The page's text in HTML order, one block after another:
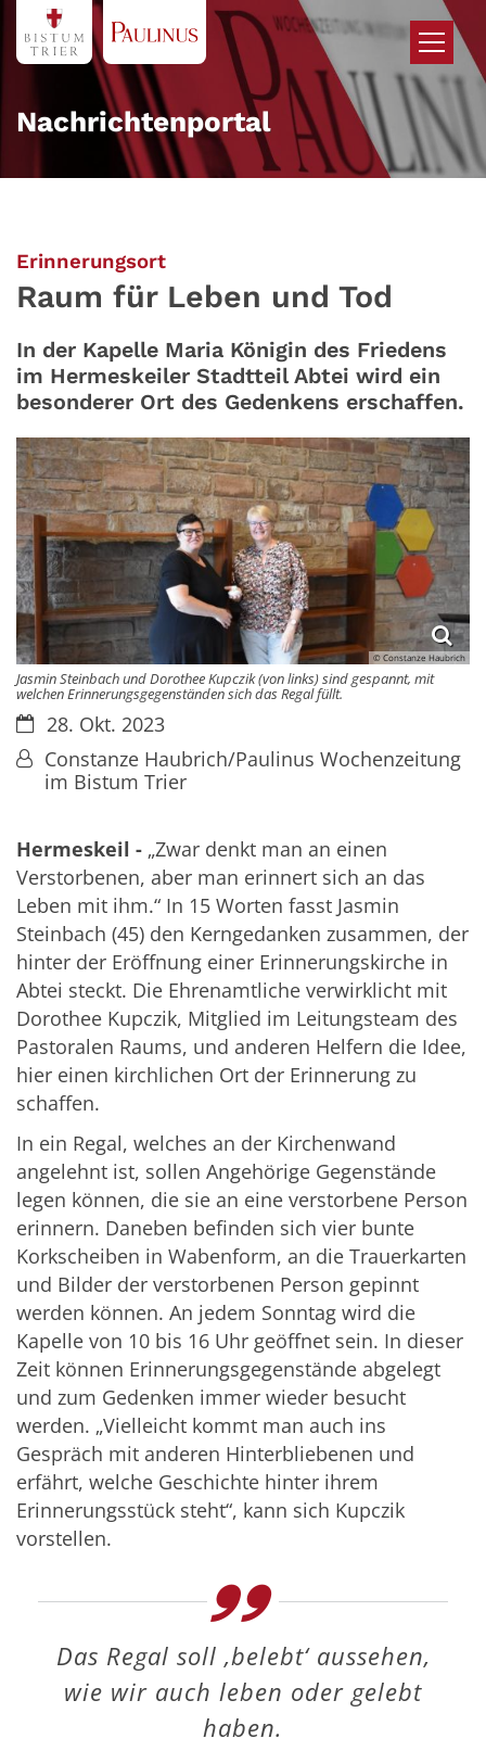
Zum Inhalt springen
Nachrichtenportal
Erinnerungsort:
Raum für Leben und Tod
In der Kapelle Maria Königin des Friedens
im Hermeskeiler Stadtteil Abtei wird ein
besonderer Ort des Gedenkens erschaffen.
© Constanze Haubrich
Jasmin Steinbach und Dorothee Kupczik (von links) sind gespannt, mit
welchen Erinnerungsgegenständen sich das Regal füllt.
Datum:28. Okt. 2023
Von:Constanze Haubrich/Paulinus Wochenzeitung
im Bistum Trier
Hermeskeil - „Zwar denkt man an einen
Verstorbenen, aber man erinnert sich an das
Leben mit ihm.“ In 15 Worten fasst Jasmin
Steinbach (45) den Kerngedanken zusammen, der
hinter der Eröffnung einer Erinnerungskirche in
Abtei steckt. Die Ehrenamtliche verwirklicht mit
Dorothee Kupczik, Mitglied im Leitungsteam des
Pastoralen Raums, und anderen Helfern die Idee,
hier einen kirchlichen Ort der Erinnerung zu
schaffen.
In ein Regal, welches an der Kirchenwand
angelehnt ist, sollen Angehörige Gegenstände
legen können, die sie an eine verstorbene Person
erinnern. Daneben befinden sich vier bunte
Korkscheiben in Wabenform, an die Trauerkarten
und Bilder der verstorbenen Person gepinnt
werden können. An jedem Sonntag wird die
Kapelle von 10 bis 16 Uhr geöffnet sein. In dieser
Zeit können Erinnerungsgegenstände abgelegt
und zum Gedenken immer wieder besucht
werden. „Vielleicht kommt man auch ins
Gespräch mit anderen Hinterbliebenen und
erfährt, welche Geschichte hinter ihrem
Erinnerungsstück steht“, kann sich Kupczik
vorstellen.
Das Regal soll ,belebt‘ aussehen,
wie wir auch leben oder gelebt
haben.